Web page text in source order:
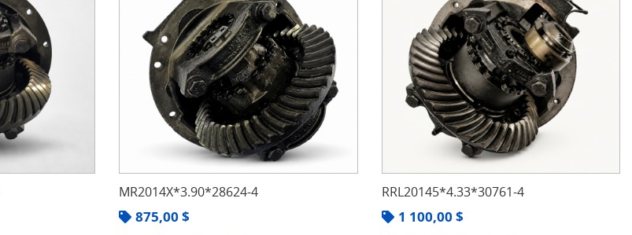
MR2014X*3.90*28624-4
875,00 $
RRL20145*4.33*30761-4
1 100,00 $